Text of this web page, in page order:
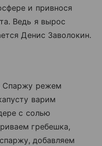
и привнося
Ведь я вырос
Денис Заволокин.
Спаржу режем
варим
с солью
гребешка,
добавляем